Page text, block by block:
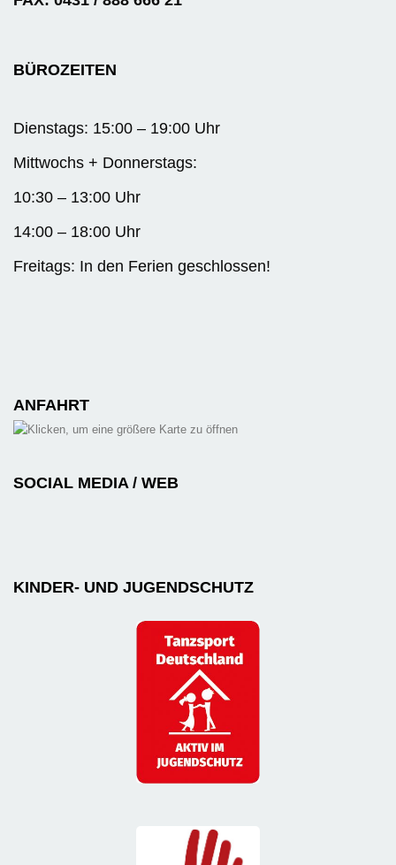
BÜROZEITEN
Dienstags: 15:00 – 19:00 Uhr
Mittwochs + Donnerstags:
10:30 – 13:00 Uhr
14:00 – 18:00 Uhr
Freitags: In den Ferien geschlossen!
ANFAHRT
SOCIAL MEDIA / WEB
KINDER- UND JUGENDSCHUTZ